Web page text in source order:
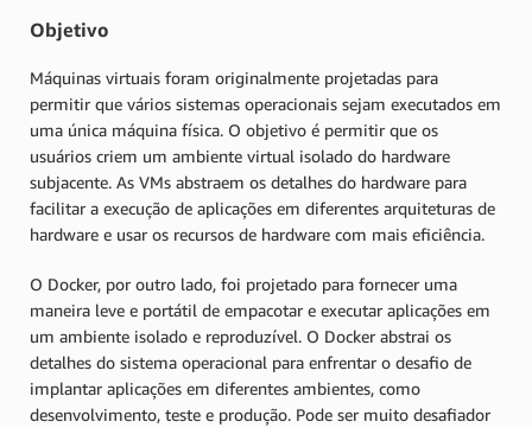
Objetivo
Máquinas virtuais foram originalmente projetadas para
permitir que vários sistemas operacionais sejam executados em
uma única máquina física. O objetivo é permitir que os
usuários criem um ambiente virtual isolado do hardware
subjacente. As VMs abstraem os detalhes do hardware para
facilitar a execução de aplicações em diferentes arquiteturas de
hardware e usar os recursos de hardware com mais eficiência.
O Docker, por outro lado, foi projetado para fornecer uma
maneira leve e portátil de empacotar e executar aplicações em
um ambiente isolado e reproduzível. O Docker abstrai os
detalhes do sistema operacional para enfrentar o desafio de
implantar aplicações em diferentes ambientes, como
desenvolvimento, teste e produção. Pode ser muito desafiador